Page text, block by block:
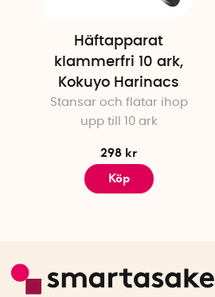
Häftapparat
klammerfri 10 ark,
Kokuyo Harinacs
Stansar och flätar ihop
upp till 10 ark
298 kr
Köp